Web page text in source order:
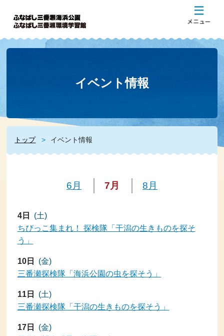
イベント情報
トップ イベント情報
6月 7月 8月
4日
(土)
ちびっこ集まれ！ 探検隊「干潟の生きものを探そ
う」
10日
(金)
三番瀬探検隊「海浜公園の虫を探そう」
11日
(土)
三番瀬探検隊「干潟の生きものを探そう」
17日
(金)